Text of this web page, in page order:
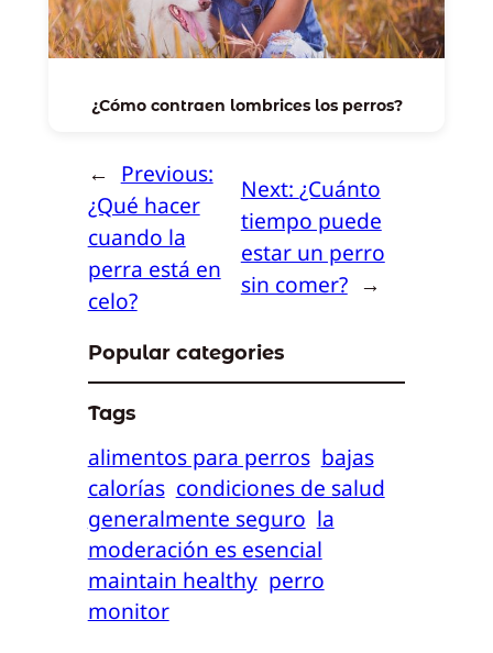
¿Cómo contraen lombrices los perros?
← Previous:
¿Qué hacer
cuando la
perra está en
celo?
Next: ¿Cuánto
tiempo puede
estar un perro
sin comer? →
Popular categories
Tags
alimentos para perros bajas
calorías condiciones de salud
generalmente seguro la
moderación es esencial
maintain healthy perro
monitor